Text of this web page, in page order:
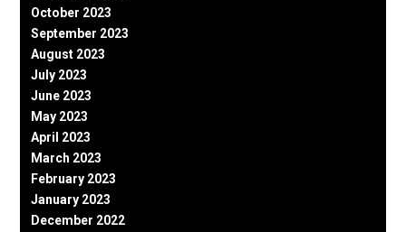
October 2023
September 2023
August 2023
July 2023
June 2023
May 2023
April 2023
March 2023
February 2023
January 2023
December 2022